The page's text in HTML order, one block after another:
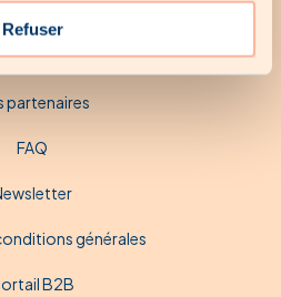
Refuser
contacter
partenaires
FAQ
générales
B2B